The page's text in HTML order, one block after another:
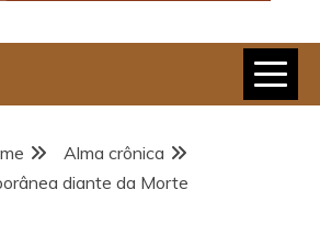
Cultura e
Alma crônica
diante da Morte